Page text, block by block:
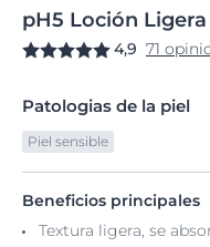
pH5 Loción Ligera
4,9 71
Patologias de la piel
Piel sensible
Beneficios principales
Textura ligera, se